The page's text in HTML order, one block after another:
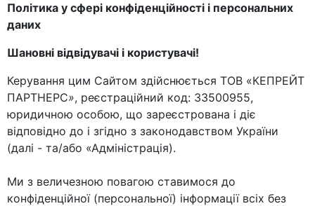
Політика у сфері конфіденційності і персональних
даних
Шановні відвідувачі і користувачі!
Керування цим Сайтом здійснюється ТОВ «КЕПРЕЙТ
ПАРТНЕРС», реєстраційний код: 33500955,
юридичною особою, що зареєстрована і діє
відповідно до і згідно з законодавством України
(далі - та/або «Адміністрація).
Ми з величезною повагою ставимося до
конфіденційної (персональної) інформації всіх без